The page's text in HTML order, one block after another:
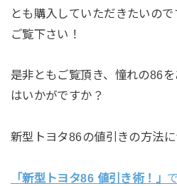
とも購入していただきたいの
ご覧下さい！
是非ともご覧頂き、憧れの86
はいかがですか？
新型トヨタ86の値引きの方法に
「新型トヨタ86 値引き術！」